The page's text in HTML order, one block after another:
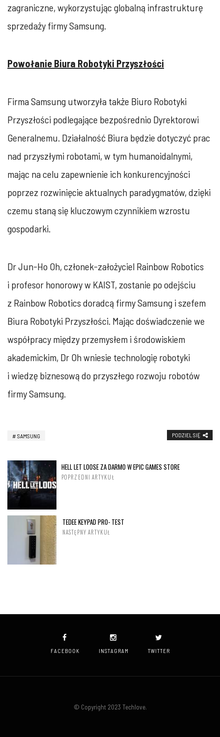
zagraniczne, wykorzystując globalną infrastrukturę
sprzedaży firmy Samsung.
Powołanie Biura Robotyki Przyszłości
Firma Samsung utworzyła także Biuro Robotyki
Przyszłości podlegające bezpośrednio Dyrektorowi
Generalnemu. Działalność Biura będzie dotyczyć prac
nad przyszłymi robotami, w tym humanoidalnymi,
mając na celu zapewnienie ich konkurencyjności
poprzez rozwinięcie aktualnych paradygmatów, dzięki
czemu staną się kluczowym czynnikiem wzrostu
gospodarki.
Dr Jun-Ho Oh, członek-założyciel Rainbow Robotics
i profesor honorowy w KAIST, zostanie po odejściu
z Rainbow Robotics doradcą firmy Samsung i szefem
Biura Robotyki Przyszłości. Mając doświadczenie we
współpracy między przemysłem i środowiskiem
akademickim, Dr Oh wniesie technologię robotyki
i wiedzę biznesową do przyszłego rozwoju robotów
firmy Samsung.
SAMSUNG PODZIEL SIĘ
HELL LET LOOSE ZA DARMO W EPIC GAMES STORE
POPRZEDNI ARTYKUŁ
TEDEE KEYPAD PRO- TEST
NASTĘPNY ARTYKUŁ
FACEBOOK INSTAGRAM TWITTER
© Copyright 2023 Techlove.